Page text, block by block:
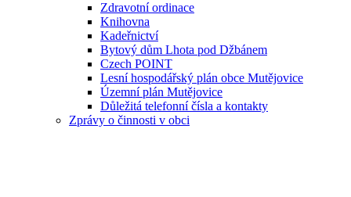
Zdravotní ordinace
Knihovna
Kadeřnictví
Bytový dům Lhota pod Džbánem
Czech POINT
Lesní hospodářský plán obce Mutějovice
Územní plán Mutějovice
Důležitá telefonní čísla a kontakty
Zprávy o činnosti v obci